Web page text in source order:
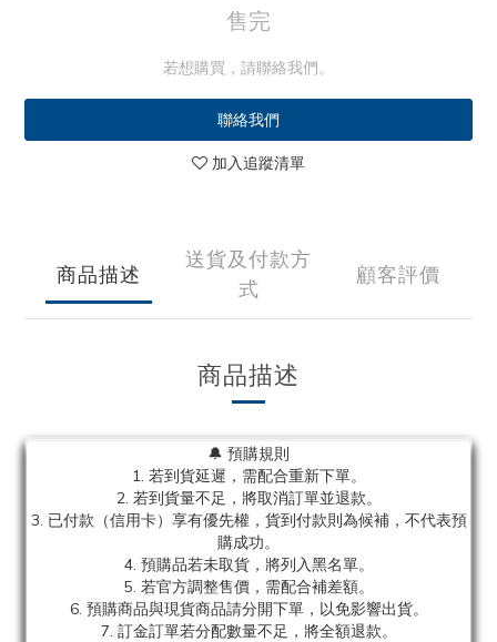
售完
若想購買，請聯絡我們。
聯絡我們
加入追蹤清單
商品描述
送貨及付款方
式
顧客評價
商品描述
🔔 預購規則
1. 若到貨延遲，需配合重新下單。
2. 若到貨量不足，將取消訂單並退款。
3. 已付款（信用卡）享有優先權，貨到付款則為候補，不代表預
購成功。
4. 預購品若未取貨，將列入黑名單。
5. 若官方調整售價，需配合補差額。
6. 預購商品與現貨商品請分開下單，以免影響出貨。
7. 訂金訂單若分配數量不足，將全額退款。